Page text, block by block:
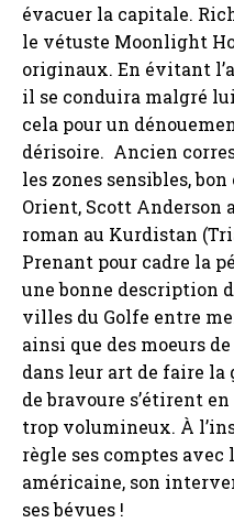
évacuer la capitale.
le vétuste Moonlight
originaux. En évitant
il se conduira malgré
cela pour un
dérisoire. Ancien
les zones sensibles,
Orient, Scott Anderson
roman au Kurdistan
Prenant pour cadre la
une bonne description
villes du Golfe entre
ainsi que des moeurs
dans leur art de faire la
de bravoure s’étirent
trop volumineux. À
règle ses comptes
américaine, son
ses bévues !